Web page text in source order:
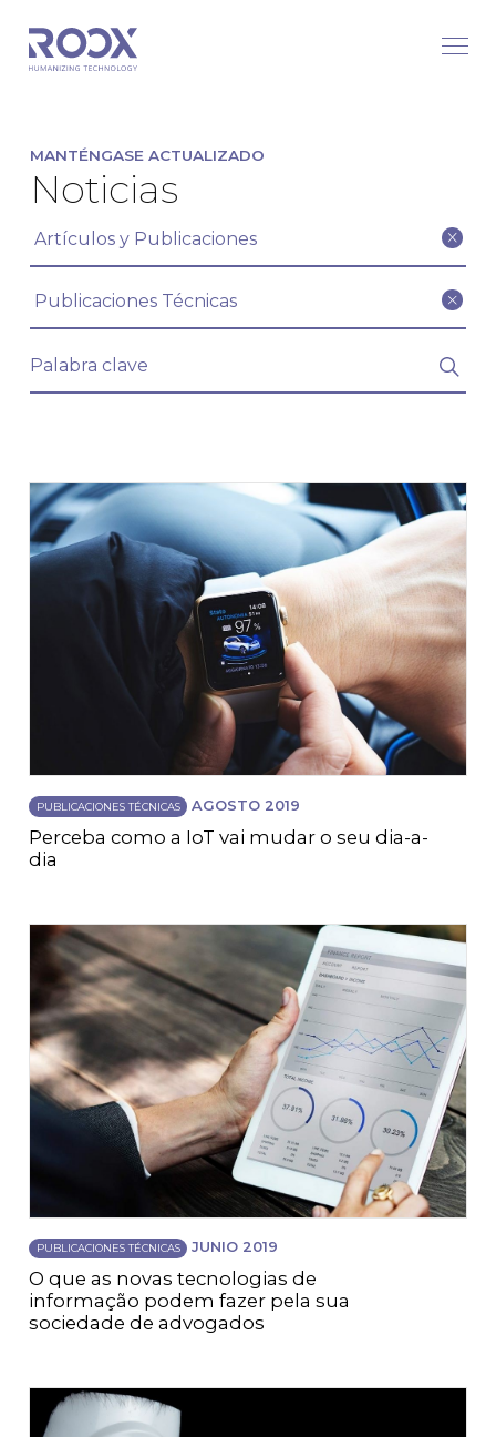
MANTÉNGASE ACTUALIZADO
Noticias
Filtrar artículos
PUBLICACIONES TÉCNICAS AGOSTO 2019
Perceba como a IoT vai mudar o seu dia-a-
dia
PUBLICACIONES TÉCNICAS JUNIO 2019
O que as novas tecnologias de
informação podem fazer pela sua
sociedade de advogados